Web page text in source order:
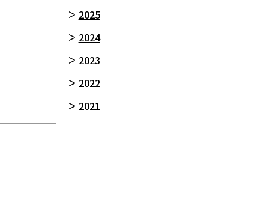
2025
2024
2023
2022
2021